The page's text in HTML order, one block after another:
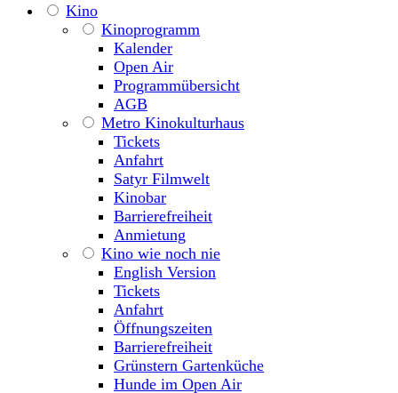
Kino
Kinoprogramm
Kalender
Open Air
Programmübersicht
AGB
Metro Kinokulturhaus
Tickets
Anfahrt
Satyr Filmwelt
Kinobar
Barrierefreiheit
Anmietung
Kino wie noch nie
English Version
Tickets
Anfahrt
Öffnungszeiten
Barrierefreiheit
Grünstern Gartenküche
Hunde im Open Air